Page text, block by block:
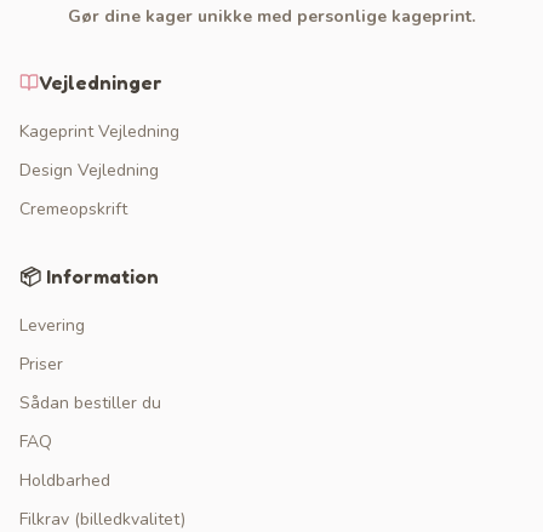
Gør dine kager unikke med personlige kageprint.
Vejledninger
Kageprint Vejledning
Design Vejledning
Cremeopskrift
📦 Information
Levering
Priser
Sådan bestiller du
FAQ
Holdbarhed
Filkrav (billedkvalitet)